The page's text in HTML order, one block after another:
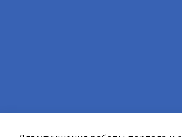
образования ЗАТО г.Североморск